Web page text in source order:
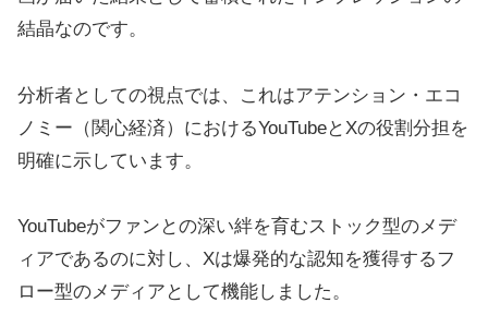
結晶なのです。
分析者としての視点では、これはアテンション・エコ
ノミー（関心経済）におけるYouTubeとXの役割分担を
明確に示しています。
YouTubeがファンとの深い絆を育むストック型のメデ
ィアであるのに対し、Xは爆発的な認知を獲得するフ
ロー型のメディアとして機能しました。